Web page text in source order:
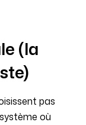
(la
pas
où